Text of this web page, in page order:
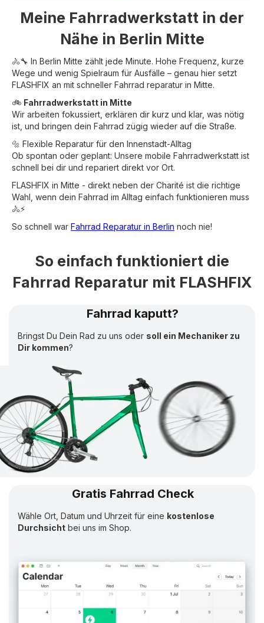
Meine Fahrradwerkstatt in der
Nähe in Berlin Mitte
🚴🔧 In Berlin Mitte zählt jede Minute. Hohe Frequenz, kurze
Wege und wenig Spielraum für Ausfälle – genau hier setzt
FLASHFIX an mit schneller Fahrrad reparatur in Mitte.
🚲 Fahrradwerkstatt in Mitte
Wir arbeiten fokussiert, erklären dir kurz und klar, was nötig
ist, und bringen dein Fahrrad zügig wieder auf die Straße.
🔩 Flexible Reparatur für den Innenstadt-Alltag
Ob spontan oder geplant: Unsere mobile Fahrradwerkstatt ist
schnell bei dir und repariert direkt vor Ort.
FLASHFIX in Mitte - direkt neben der Charité ist die richtige
Wahl, wenn dein Fahrrad im Alltag einfach funktionieren muss
🚴⚡
So schnell war Fahrrad Reparatur in Berlin noch nie!
So einfach funktioniert die
Fahrrad Reparatur mit FLASHFIX
Fahrrad kaputt?
Bringst Du Dein Rad zu uns oder soll ein Mechaniker zu
Dir kommen?
Gratis Fahrrad Check
Wähle Ort, Datum und Uhrzeit für eine kostenlose
Durchsicht bei uns im Shop.